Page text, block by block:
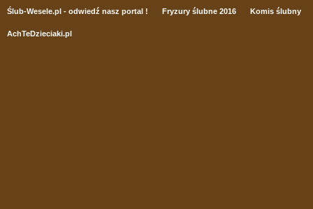
Ślub-Wesele.pl - odwiedź nasz portal ! Fryzury ślubne 2016 Komis ślubny
AchTeDzieciaki.pl